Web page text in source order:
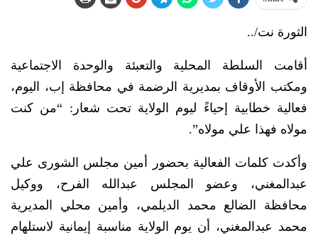
الثورة نت/..
أقامت السلطة المحلية والتعبئة والوحدة الاجتماعية
ومكتب الأوقاف بمديرية الرضمة في محافظة إب، اليوم،
فعالية خطابية إحياءً ليوم الولاية تحت شعار: “من كنت
مولاه فهذا علي مولاه”.
وأكدت كلمات الفعالية بحضور أمين مجلس الشورى علي
عبدالمغني، وعضو المجلس عبدالله الفرح، ووكيل
محافظة الضالع محمد الديلمي، وأمين محلي المديرية
محمد عبدالمغني، أن يوم الولاية مناسبة إيمانية لاستلهام